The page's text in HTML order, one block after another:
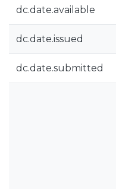
dc.date.available
dc.date.issued
dc.date.submitted